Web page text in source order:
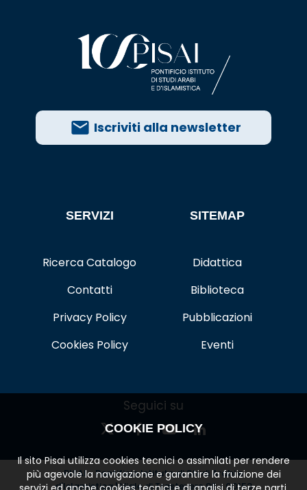
Iscriviti alla newsletter
SERVIZI
Ricerca Catalogo
Contatti
Privacy Policy
Cookies Policy
SITEMAP
Didattica
Biblioteca
Pubblicazioni
Eventi
Seguici su
PISAI - Pontificio Istituto di Studi Arabi e
d'Islamistica | Viale di Trastevere 89 - 00153
COOKIE POLICY
Il sito Pisai utilizza cookies tecnici o assimilati per rendere
più agevole la navigazione e garantire la fruizione dei